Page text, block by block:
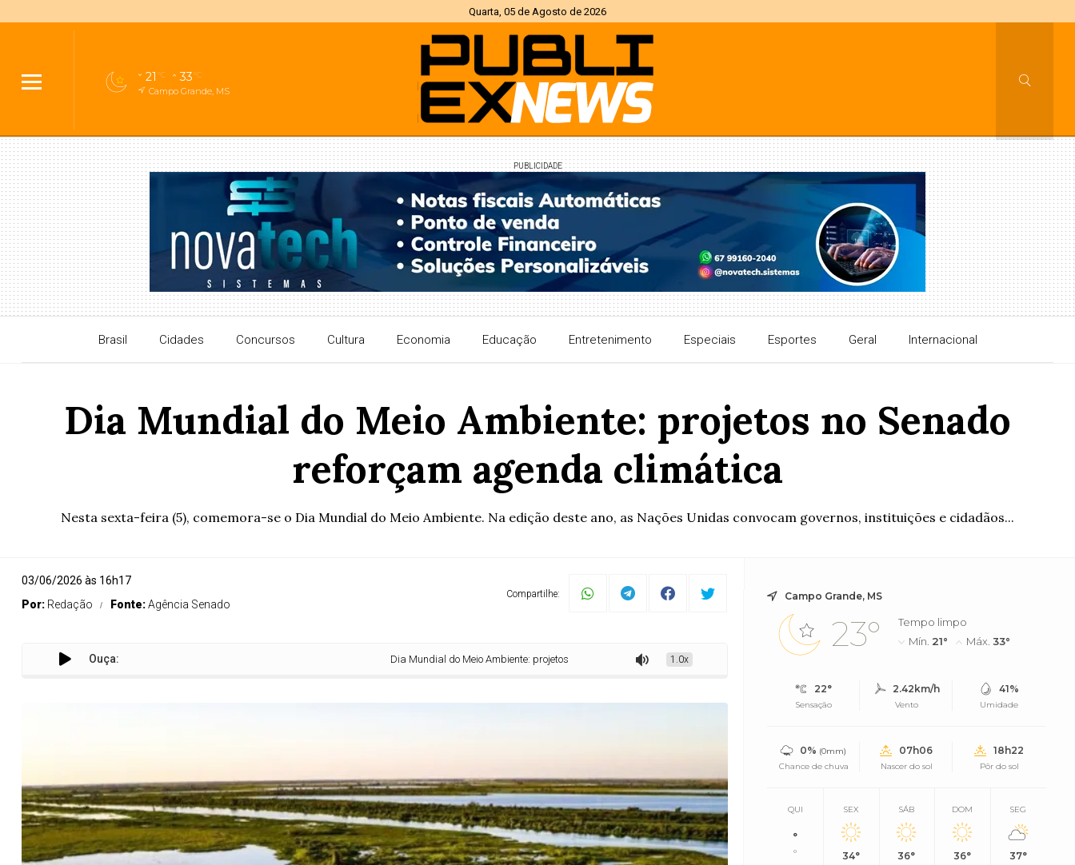
Quarta, 05 de Agosto de 2026
21 °C 33°C
Campo Grande, MS
PUBLICIDADE
Brasil Cidades Concursos Cultura Economia Educação Entretenimento Especiais Esportes Geral Internacional
Dia Mundial do Meio Ambiente: projetos no Senado
reforçam agenda climática
Nesta sexta-feira (5), comemora-se o Dia Mundial do Meio Ambiente. Na edição deste ano, as Nações Unidas convocam governos, instituições e cidadãos...
03/06/2026 às 16h17
Por: Redação Fonte:Agência Senado
Compartilhe:
Ouça: Dia Mundial do Meio Ambiente: projetos no Senado reforçam agenda climática
1.0x
Campo Grande, MS
23°
Tempo limpo
Mín. 21° Máx.33°
22°
Sensação
2.42km/h
Vento
41%
Umidade
0% (0mm)
Chance de chuva
07h06
Nascer do sol
18h22
Pôr do sol
QUI
°
°
SEX
34°
SÁB
36°
DOM
36°
SEG
37°